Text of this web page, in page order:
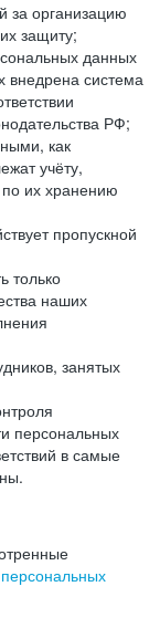
за организацию
защиту;
данных
система
РФ;
как
учёту,
их хранению
пропускной
только
наших
занятых
персональных
в самые